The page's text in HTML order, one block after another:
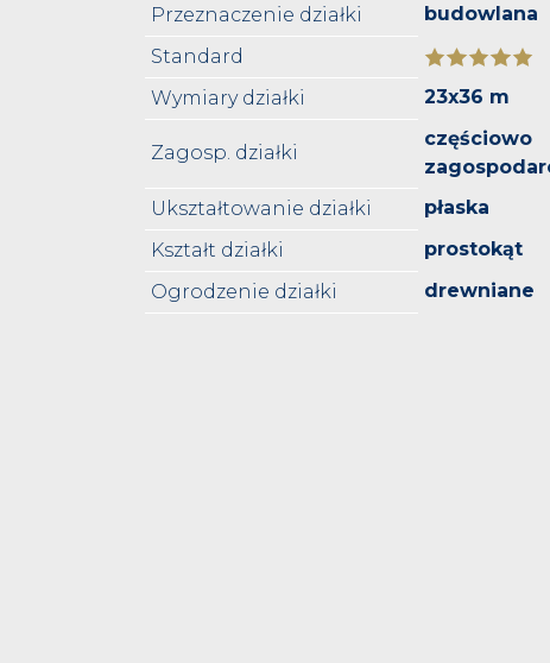
Przeznaczenie działki
budowlana
Standard
Wymiary działki
23x36 m
Zagosp. działki
częściowo
Ukształtowanie działki
płaska
Kształt działki
prostokąt
Ogrodzenie działki
drewniane